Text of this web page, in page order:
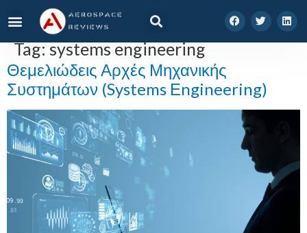
Tag:systems engineering
Θεμελιώδεις Αρχές Μηχανικής
Συστημάτων (Systems Εngineering)